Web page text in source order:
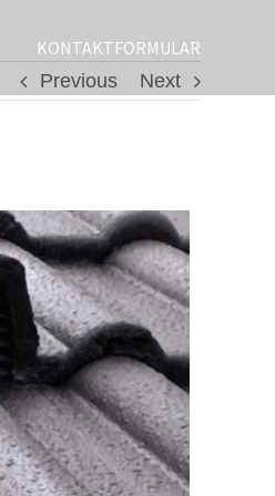
KONTAKTFORMULAR
Previous
Next